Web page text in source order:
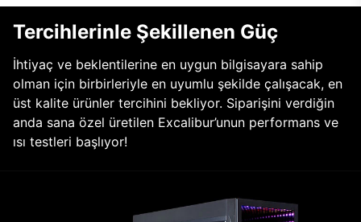
Tercihlerinle Şekillenen Güç
İhtiyaç ve beklentilerine en uygun bilgisayara sahip
olman için birbirleriyle en uyumlu şekilde çalışacak, en
üst kalite ürünler tercihini bekliyor. Siparişini verdiğin
anda sana özel üretilen Excalibur’unun performans ve
ısı testleri başlıyor!